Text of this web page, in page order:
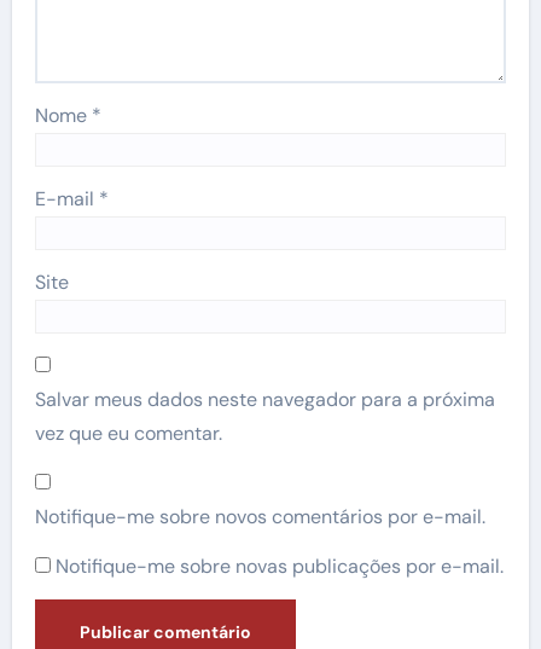
Nome *
E-mail *
Site
Salvar meus dados neste navegador para a próxima
vez que eu comentar.
Notifique-me sobre novos comentários por e-mail.
Notifique-me sobre novas publicações por e-mail.